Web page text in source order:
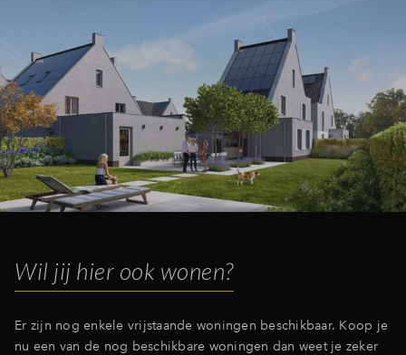
Wil jij hier ook wonen?
Er zijn nog enkele vrijstaande woningen beschikbaar. Koop je
nu een van de nog beschikbare woningen dan weet je zeker